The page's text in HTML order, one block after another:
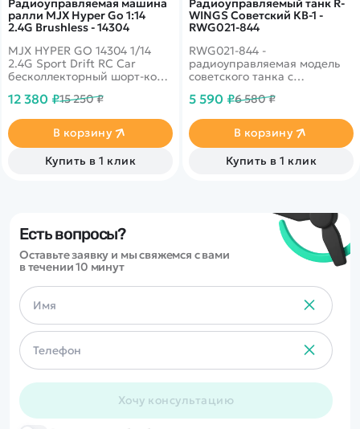
Радиоуправляемая машина
ралли MJX Hyper Go 1:14
2.4G Brushless - 14304
MJX HYPER GO 14304 1/14
2.4G Sport Drift RC Car
бесколлекторный шорт-корс
комплекта сменных колес.
бесколлекторный двигатель.
Металлические детали
шасси и подвески.
Усиленный полный привод
12 380 ₽15 250 ₽
В корзину
Купить в 1 клик
Радиоуправляемый танк R-
WINGS Советский КВ-1 -
RWG021-844
RWG021-844 -
радиоуправляемая модель
советского танка с
Индикатор предупреждения
аккумулятора.
Высокодетализированный
кузов с навесным
оборудованием. Танк КВ-1 -
участвовавшего в сражениях
во времена Второй мировой
войны. Танк в точности
повторяет оригинал, имеет
навесное оборудование. На
надпись ''Бей фашистскую
гадину'', которую наносили
на корпус в Великую
Отечественную войну.
5 590 ₽6 580 ₽
В корзину
Купить в 1 клик
Есть вопросы?
Оставьте заявку и мы свяжемся с вами
в течении 10 минут
Хочу консультацию